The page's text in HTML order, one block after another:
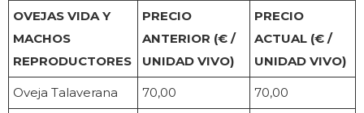
OVEJAS VIDA Y
MACHOS
REPRODUCTORES
PRECIO
ANTERIOR (€ /
UNIDAD VIVO)
PRECIO
ACTUAL (€ /
UNIDAD VIVO)
Oveja Talaverana 70,00 70,00